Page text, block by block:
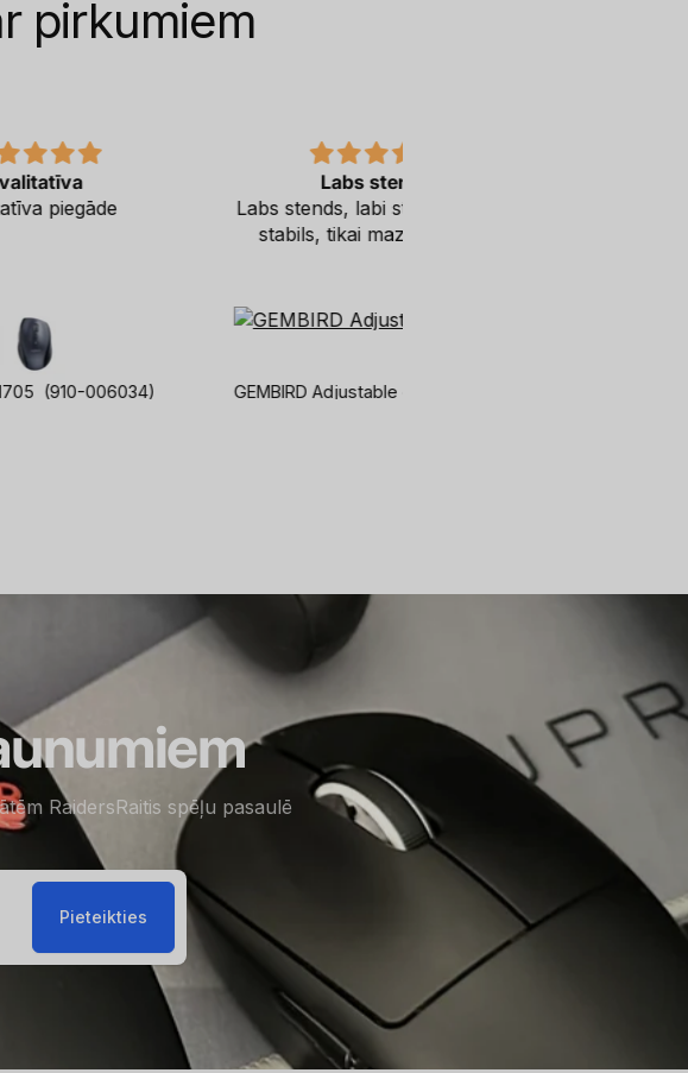
pirkumiem
Labs stends, labi stāv uz galda,
stabils, tikai mazliet smags
GEMBIRD Adjustable desk 2-display mount
RaidersRaitis spēļu pasaulē
Pieteikties